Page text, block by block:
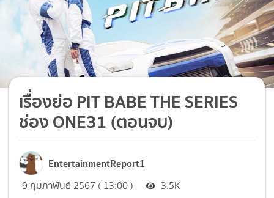
เรื่องย่อ PIT BABE THE SERIES
ช่อง ONE31 (ตอนจบ)
EntertainmentReport1
9 กุมภาพันธ์ 2567 ( 13:00 ) 3.5K